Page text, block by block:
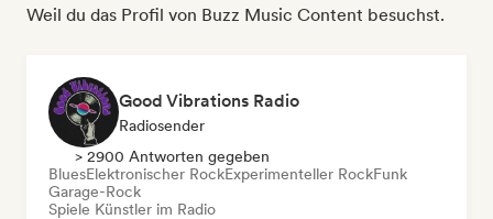
Weil du das Profil von Buzz Music Content besuchst.
Good Vibrations Radio
Radiosender
> 2900 Antworten gegeben
BluesElektronischer RockExperimenteller RockFunk
Garage-Rock
Spiele Künstler im Radio